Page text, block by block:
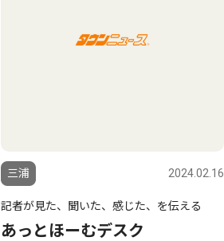
三浦 2024.02.16
記者が見た、聞いた、感じた、を伝える
あっとほーむデスク